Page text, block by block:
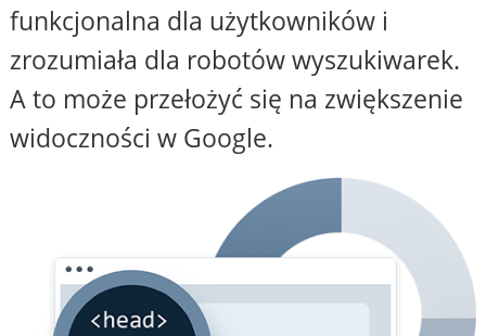
funkcjonalna dla użytkowników i
zrozumiała dla robotów wyszukiwarek.
A to może przełożyć się na zwiększenie
widoczności w Google.